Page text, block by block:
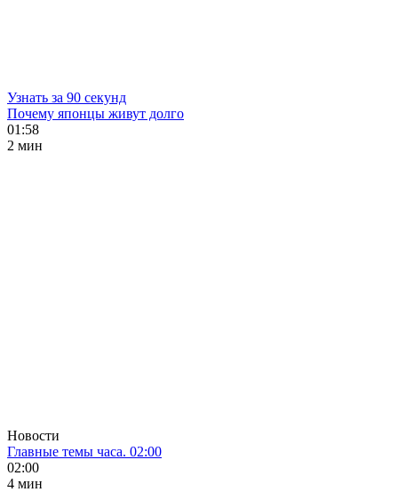
Узнать за 90 секунд
Почему японцы живут долго
01:58
2 мин
Новости
Главные темы часа. 02:00
02:00
4 мин